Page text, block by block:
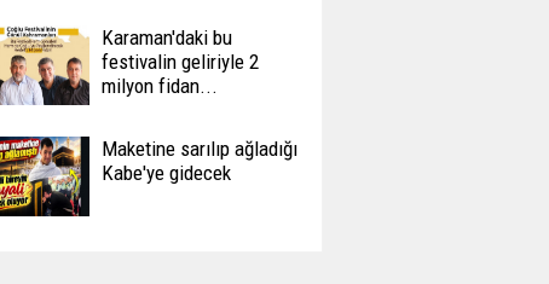
Karaman'daki bu
festivalin geliriyle 2
milyon fidan...
Maketine sarılıp ağladığı
Kabe'ye gidecek